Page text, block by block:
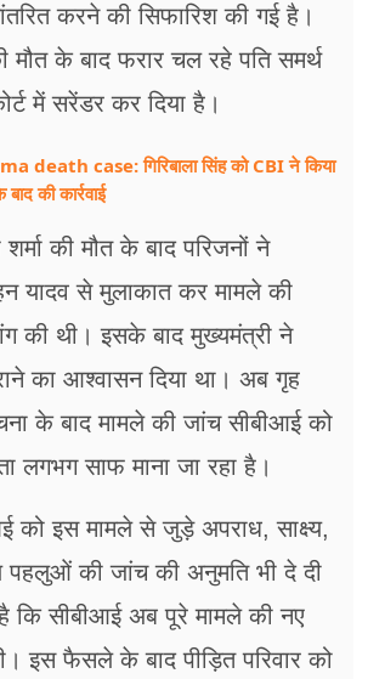
करने की सिफारिश की गई है।
मौत के बाद फरार चल रहे पति समर्थ
में सरेंडर कर दिया है।
death case: गिरिबाला सिंह को CBI ने किया
की कार्रवाई
की मौत के बाद परिजनों ने
यादव से मुलाकात कर मामले की
की थी। इसके बाद मुख्यमंत्री ने
का आश्वासन दिया था। अब गृह
के बाद मामले की जांच सीबीआई को
लगभग साफ माना जा रहा है।
को इस मामले से जुड़े अपराध, साक्ष्य,
पहलुओं की जांच की अनुमति भी दे दी
है कि सीबीआई अब पूरे मामले की नए
इस फैसले के बाद पीड़ित परिवार को